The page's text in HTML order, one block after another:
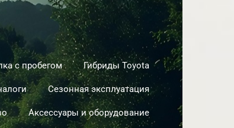
с пробегом Гибриды Toyota
Сезонная эксплуатация
Аксессуары и оборудование